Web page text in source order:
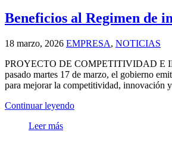
Beneficios al Regimen de
18 marzo, 2026 EMPRESA, NOTICIAS
PROYECTO DE COMPETITIVIDAD E
pasado martes 17 de marzo, el gobierno
para mejorar la competitividad, innovación
Continuar leyendo
Leer más